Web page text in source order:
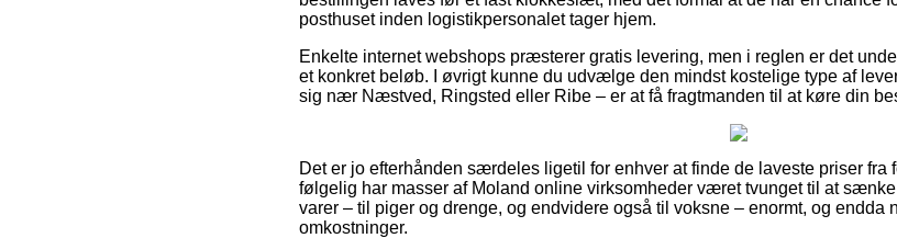
posthuset inden logistikpersonalet tager hjem.
Enkelte internet webshops præsterer gratis levering, men i reglen er det
et konkret beløb. I øvrigt kunne du udvælge den mindst kostelige type af
sig nær Næstved, Ringsted eller Ribe – er at få fragtmanden til at køre din
Det er jo efterhånden særdeles ligetil for enhver at finde de laveste priser fra
følgelig har masser af Moland online virksomheder været tvunget til at
varer – til piger og drenge, og endvidere også til voksne – enormt, og endda
omkostninger.